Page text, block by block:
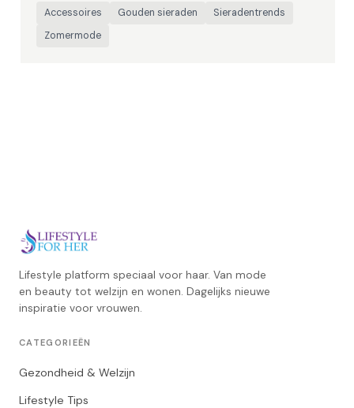
Accessoires Gouden sieraden
Sieradentrends
Zomermode
Lifestyle platform speciaal voor haar. Van mode
en beauty tot welzijn en wonen. Dagelijks nieuwe
inspiratie voor vrouwen.
CATEGORIEËN
Gezondheid & Welzijn
Lifestyle Tips